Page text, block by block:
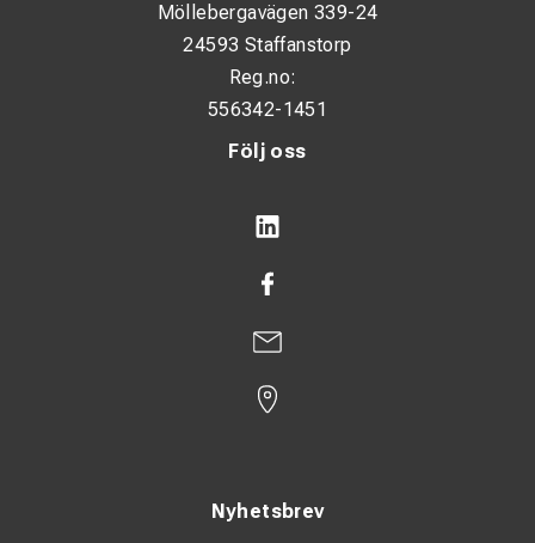
Följ oss
Nyhetsbrev
Möllebergavägen 339-24
24593 Staffanstorp
Reg.no:
556342-1451